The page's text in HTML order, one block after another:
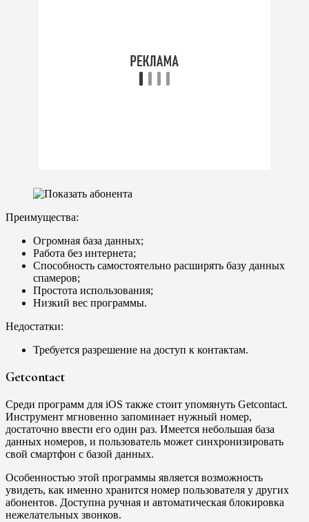
Преимущества:
Огромная база данных;
Работа без интернета;
Способность самостоятельно расширять базу данных
спамеров;
Простота использования;
Низкий вес программы.
Недостатки:
Требуется разрешение на доступ к контактам.
Getcontact
Среди программ для iOS также стоит упомянуть Getcontact.
Инструмент мгновенно запоминает нужный номер,
достаточно ввести его один раз. Имеется небольшая база
данных номеров, и пользователь может синхронизировать
свой смартфон с базой данных.
Особенностью этой программы является возможность
увидеть, как именно хранится номер пользователя у других
абонентов. Доступна ручная и автоматическая блокировка
нежелательных звонков.